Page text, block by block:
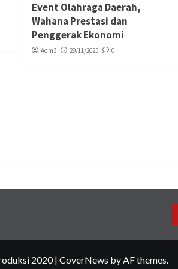
Event Olahraga Daerah,
Wahana Prestasi dan
Penggerak Ekonomi
Adm3 29/11/2025 0
2020| CoverNews by AF themes.